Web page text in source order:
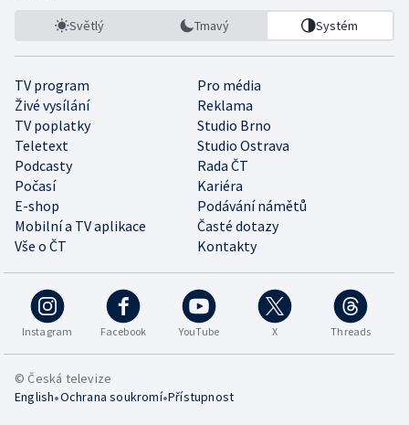
Světlý Tmavý Systém
TV program
Pro média
Živé vysílání
Reklama
TV poplatky
Studio Brno
Teletext
Studio Ostrava
Podcasty
Rada ČT
Počasí
Kariéra
E-shop
Podávání námětů
Mobilní a TV aplikace
Časté dotazy
Vše o ČT
Kontakty
Instagram Facebook YouTube X Threads
© Česká televize
English•Ochrana soukromí•Přístupnost